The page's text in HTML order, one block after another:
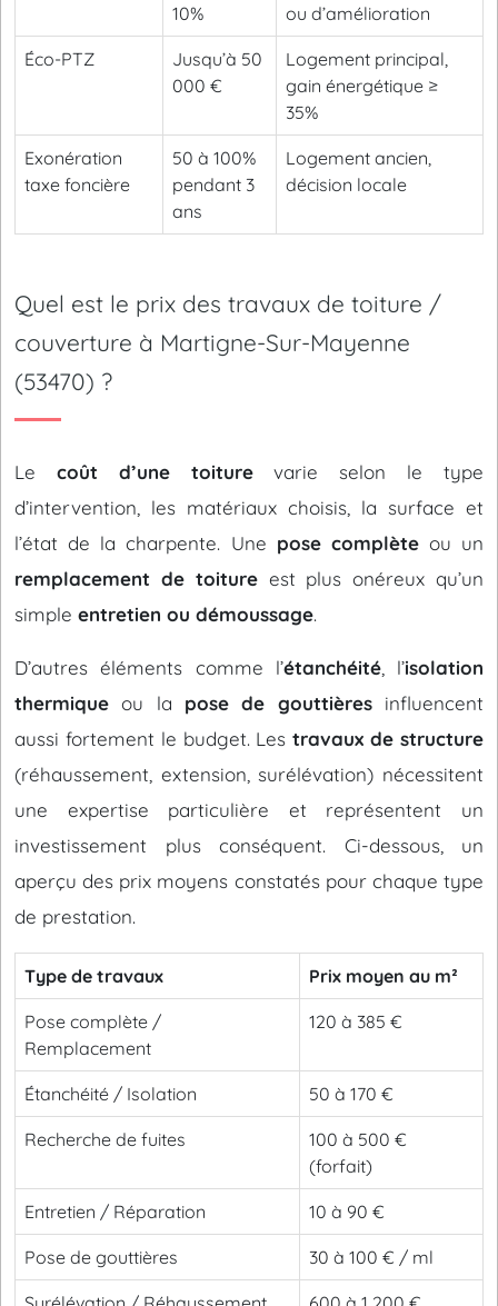
10%
ou d’amélioration
Éco-PTZ
Jusqu’à 50
000 €
Logement principal,
gain énergétique ≥
35%
Exonération
taxe foncière
50 à 100%
pendant 3
ans
Logement ancien,
décision locale
Quel est le prix des travaux de toiture /
couverture à Martigne-Sur-Mayenne
(53470) ?
Le coût d’une toiturevarie selon le type
d’intervention, les matériaux choisis, la surface et
l’état de la charpente. Une pose complèteou un
remplacement de toitureest plus onéreux qu’un
simple entretien ou démoussage.
D’autres éléments comme l’étanchéité, l’isolation
thermique ou la pose de gouttièresinfluencent
aussi fortement le budget. Lestravaux de structure
(réhaussement, extension, surélévation) nécessitent
une expertise particulière et représentent un
investissement plus conséquent. Ci-dessous, un
aperçu des prix moyens constatés pour chaque type
de prestation.
Type de travaux Prix moyen au m²
Pose complète /
Remplacement
120 à 385 €
Étanchéité / Isolation 50 à 170 €
Recherche de fuites
100 à 500 €
(forfait)
Entretien / Réparation 10 à 90 €
Pose de gouttières 30 à 100 € / ml